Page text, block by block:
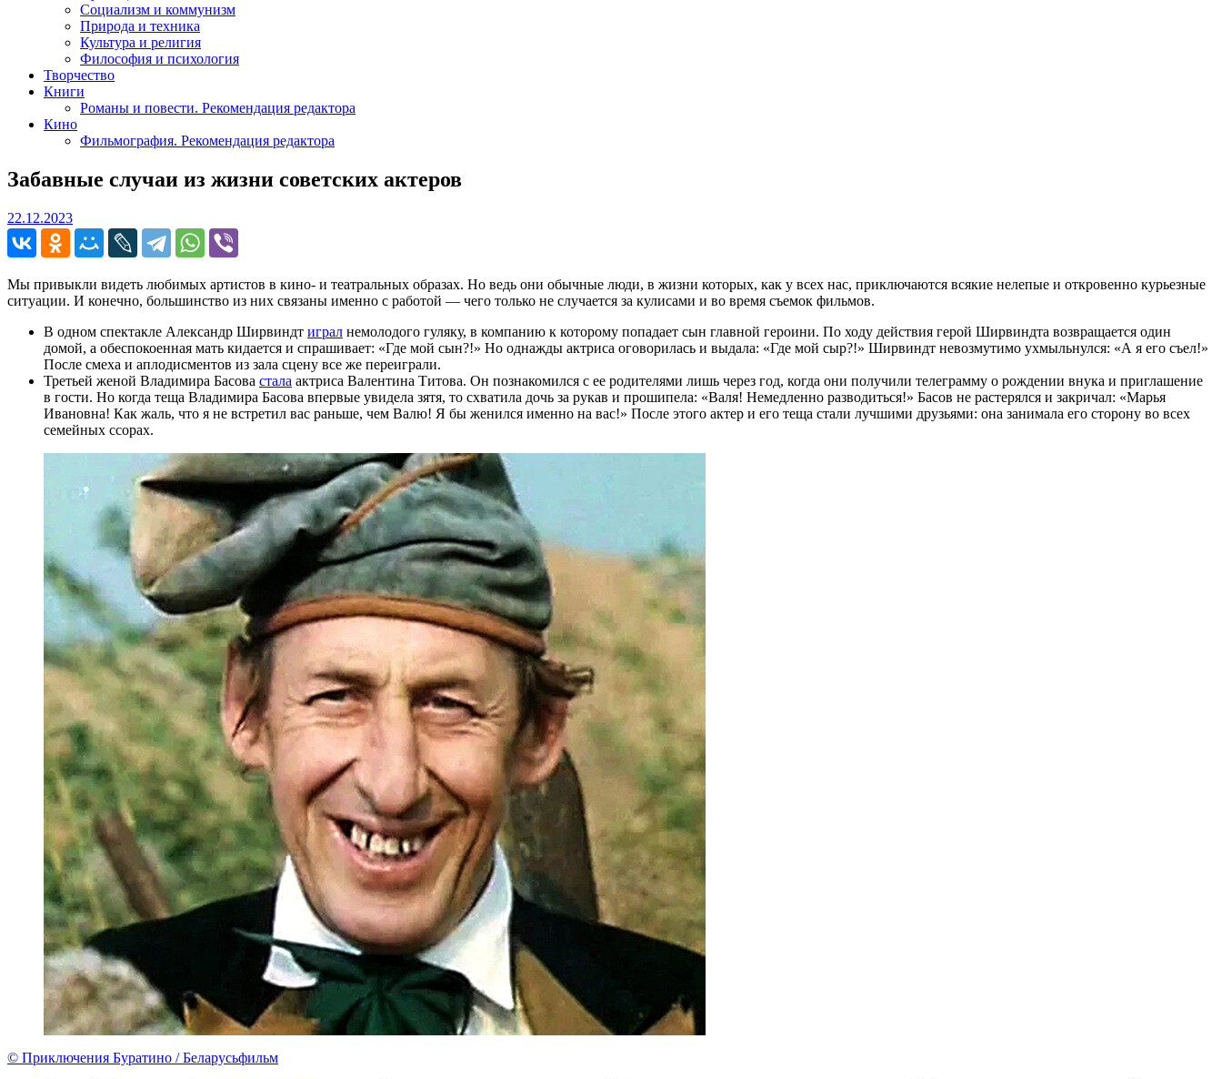
Социализм и коммунизм
Природа и техника
Культура и религия
Философия и психология
Творчество
Книги
Романы и повести. Рекомендация редактора
Кино
Фильмография. Рекомендация редактора
Забавные случаи из жизни советских актеров
22.12.202322.12.2023
Мы привыкли видеть любимых артистов в кино- и театральных образах. Но ведь они обычные люди, в жизни которых, как у всех нас, приключаются всякие нелепые и откровенно курьезные
ситуации. И конечно, большинство из них связаны именно с работой — чего только не случается за кулисами и во время съемок фильмов.
В одном спектакле Александр Ширвиндт играл немолодого гуляку, в компанию к которому попадает сын главной героини. По ходу действия герой Ширвиндта возвращается один
домой, а обеспокоенная мать кидается и спрашивает: «Где мой сын?!» Но однажды актриса оговорилась и выдала: «Где мой сыр?!» Ширвиндт невозмутимо ухмыльнулся: «А я его съел!»
После смеха и аплодисментов из зала сцену все же переиграли.
Третьей женой Владимира Басова стала актриса Валентина Титова. Он познакомился с ее родителями лишь через год, когда они получили телеграмму о рождении внука и приглашение
в гости. Но когда теща Владимира Басова впервые увидела зятя, то схватила дочь за рукав и прошипела: «Валя! Немедленно разводиться!» Басов не растерялся и закричал: «Марья
Ивановна! Как жаль, что я не встретил вас раньше, чем Валю! Я бы женился именно на вас!» После этого актер и его теща стали лучшими друзьями: она занимала его сторону во всех
семейных ссорах.
© Приключения Буратино / Беларусьфильм